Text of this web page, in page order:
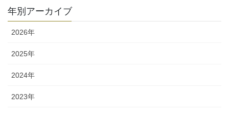
リ
ー
年別アーカイブ
2026年
2025年
2024年
2023年